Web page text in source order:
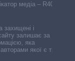
медіа – R40-
захищені і
залишає за
яка
якої є треті